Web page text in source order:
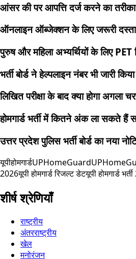
आंसर की पर आपत्ति दर्ज करने का तरीका
ऑनलाइन ऑब्जेक्शन के लिए जरूरी
पुरुष और महिला अभ्यर्थियों के लिए PET
भर्ती बोर्ड ने हेल्पलाइन नंबर भी जारी किया
लिखित परीक्षा के बाद क्या होगा अगला
होमगार्ड भर्ती में कितने अंक ला सकते हैं
उत्तर प्रदेश पुलिस भर्ती बोर्ड का नया
यूपीहोमगार्डUPHomeGuard
2026यूपी होमगार्ड रिजल्ट डेटयूपी होमगार्ड
शीर्ष श्रेणियाँ
राष्ट्रीय
अंतरराष्ट्रीय
खेल
मनोरंजन